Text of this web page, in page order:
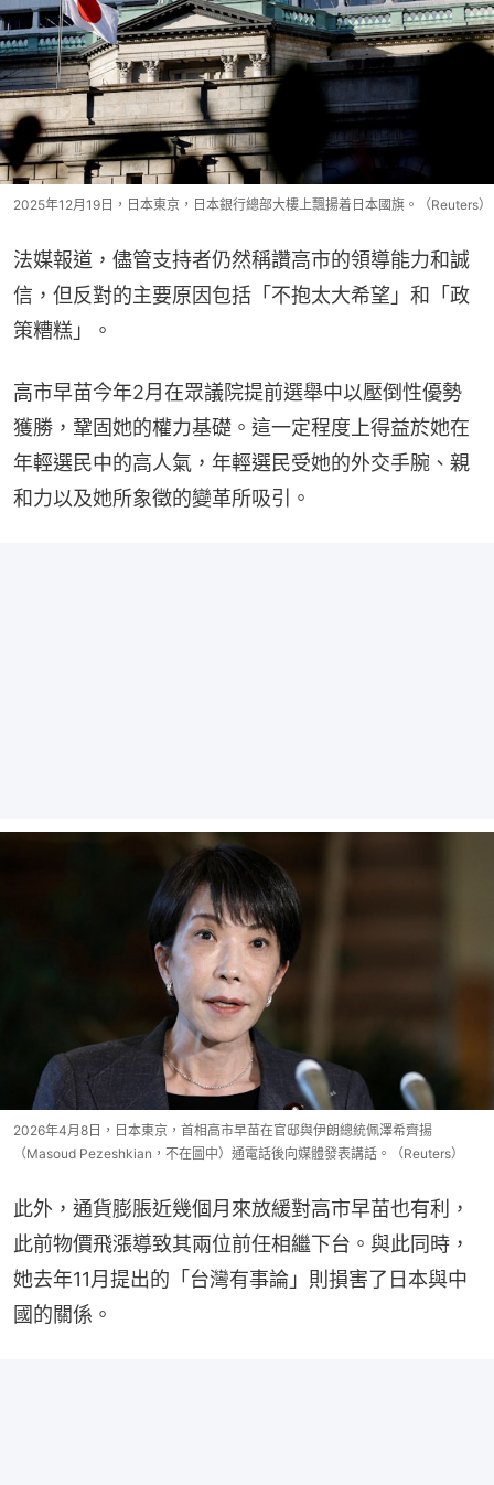
2025年12月19日，日本東京，日本銀行總部大樓上飄揚着日本國旗。（Reuters）
法媒報道，儘管支持者仍然稱讚高市的領導能力和誠
信，但反對的主要原因包括「不抱太大希望」和「政
策糟糕」。
高市早苗今年2月在眾議院提前選舉中以壓倒性優勢
獲勝，鞏固她的權力基礎。這一定程度上得益於她在
年輕選民中的高人氣，年輕選民受她的外交手腕、親
和力以及她所象徵的變革所吸引。
2026年4月8日，日本東京，首相高市早苗在官邸與伊朗總統佩澤希齊揚
（Masoud Pezeshkian，不在圖中）通電話後向媒體發表講話。（Reuters）
此外，通貨膨脹近幾個月來放緩對高市早苗也有利，
此前物價飛漲導致其兩位前任相繼下台。與此同時，
她去年11月提出的「台灣有事論」則損害了日本與中
國的關係。